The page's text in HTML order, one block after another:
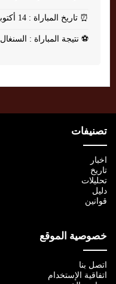
⏰ تاريخ المباراة : 14 أكتوبر 2025
⚽ نتيجة المباراة : السنغال 0 - 0 موريتانيا
تصنيفات
اخبار
تاريخ
تحليلات
دليل
قوانين
خصوصية الموقع
اتصل بنا
اتفاقية الإستخدام